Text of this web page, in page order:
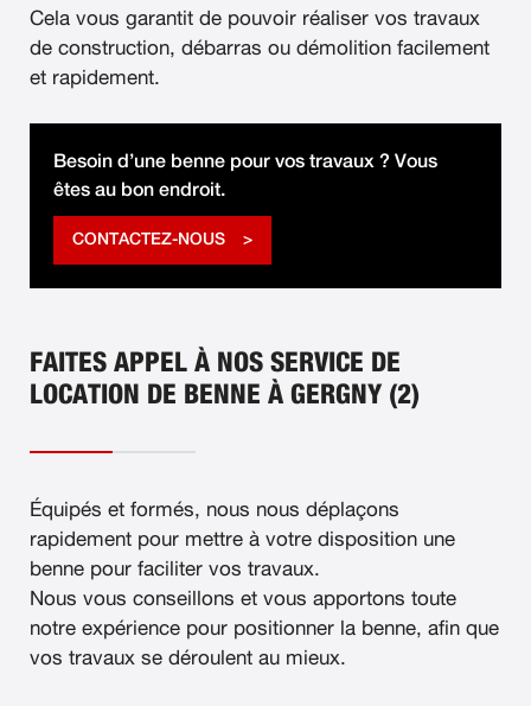
Cela vous garantit de pouvoir réaliser vos travaux
de construction, débarras ou démolition facilement
et rapidement.
Besoin d’une benne pour vos travaux ? Vous
êtes au bon endroit.
CONTACTEZ-NOUS
FAITES APPEL À NOS SERVICE DE
LOCATION DE BENNE À GERGNY (2)
Équipés et formés, nous nous déplaçons
rapidement pour mettre à votre disposition une
benne pour faciliter vos travaux.
Nous vous conseillons et vous apportons toute
notre expérience pour positionner la benne, afin que
vos travaux se déroulent au mieux.